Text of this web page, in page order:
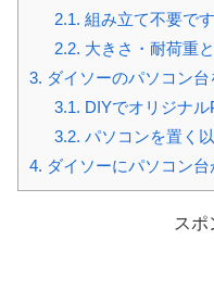
2.1. 組み立て不要で
2.2. 大きさ・耐荷重
3. ダイソーのパソコン
3.1. DIYでオリジナ
3.2. パソコンを置く
4. ダイソーにパソコン
スポ